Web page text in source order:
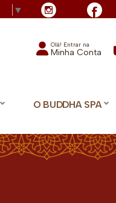
▼
Olá! Entrar na
Minha Conta
O BUDDHA SPA